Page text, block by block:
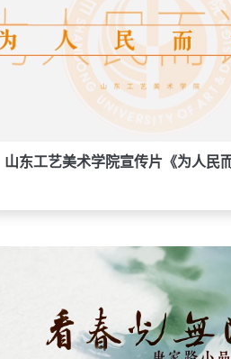
山东工艺美术学院宣传片《为人民